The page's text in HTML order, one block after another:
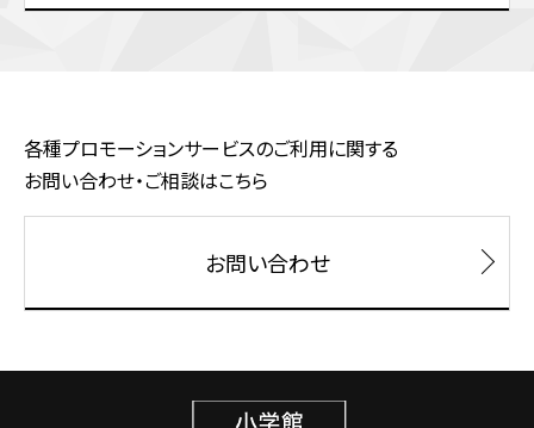
各種プロモーションサービスのご利用に関する
お問い合わせ・ご相談はこちら
お問い合わせ